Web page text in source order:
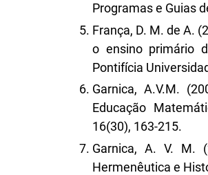
Programas e Guias
França, D. M. de A.
o ensino primário
Pontifícia
Garnica, A.V.M.
Educação
16(30), 163-215.
Garnica, A. V. M.
Hermenêutica e